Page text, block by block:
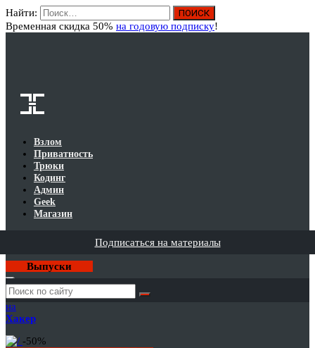
Найти:
Временная скидка 50% на годовую подписку!
Взлом
Приватность
Трюки
Кодинг
Админ
Geek
Магазин
Подписаться на материалы
Выпуски
Годовая
подписка
на
Хакер
-50%